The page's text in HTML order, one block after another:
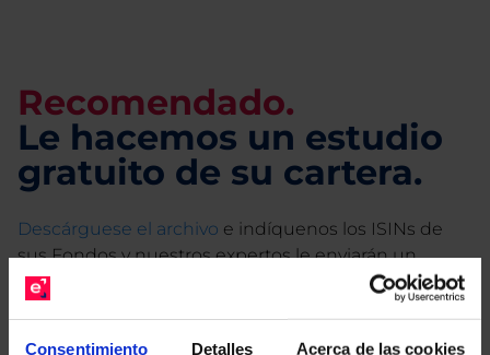
Consentimiento Detalles Acerca de las cookies
Recomendado.
Le hacemos un estudio
gratuito de su cartera.
Descárguese el archivo e indíquenos los ISINs de
sus Fondos y nuestros expertos le enviarán un
estudio gratuito de sus alternativas de Clases
Limpias con las que podrá ahorrar en sus costes.